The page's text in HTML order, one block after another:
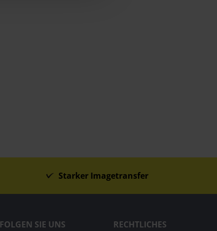
Starker Imagetransfer
FOLGEN SIE UNS RECHTLICHES